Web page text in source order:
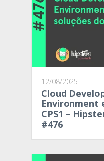
12/08/2025
Cloud
Environment
CPS1 –
#476